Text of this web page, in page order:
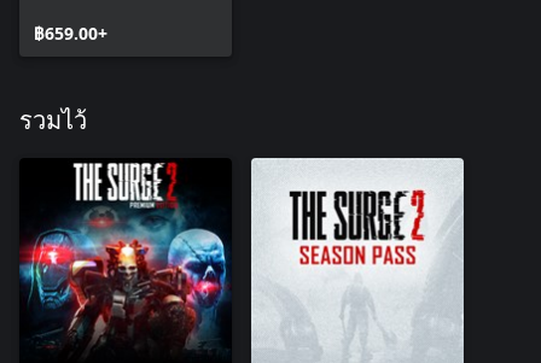
฿659.00+
รวมไว้